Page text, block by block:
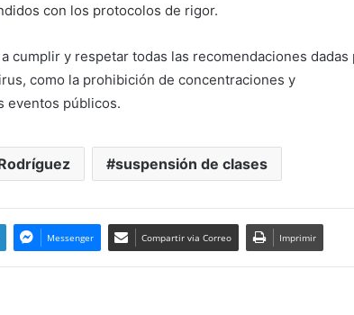
con los protocolos de rigor.
cumplir y respetar todas las recomendaciones dadas
como la prohibición de concentraciones y
eventos públicos.
suspensión de clases
Messenger Compartir via Correo Imprimir